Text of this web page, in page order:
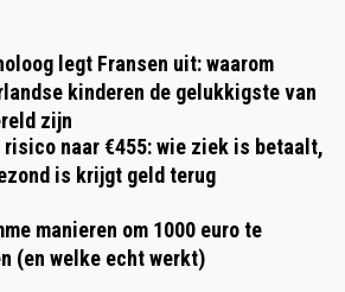
legt Fransen uit: waarom
kinderen de gelukkigste van
zijn
risico naar €455: wie ziek is betaalt,
is krijgt geld terug
manieren om 1000 euro te
(en welke echt werkt)